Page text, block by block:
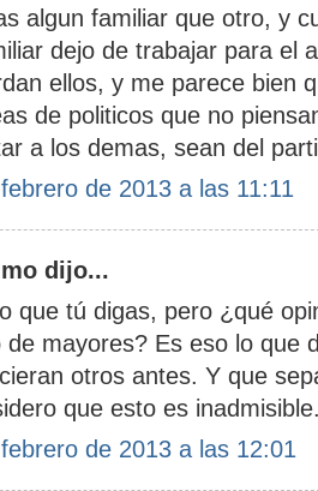
algun familiar que otro, y
dejo de trabajar para el
ellos, y me parece bien
de politicos que no
a los demas, sean del
de 2013 a las 11:11
dijo...
que tú digas, pero ¿qué
de mayores? Es eso lo que
otros antes. Y que
que esto es
de 2013 a las 12:01